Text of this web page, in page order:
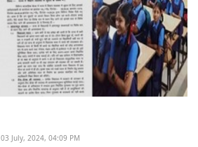
03 July, 2024, 04:09 PM